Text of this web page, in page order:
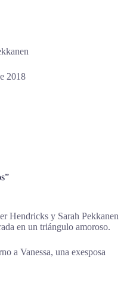
2018
Hendricks y Sarah Pekkanen
en un triángulo amoroso.
a Vanessa, una exesposa